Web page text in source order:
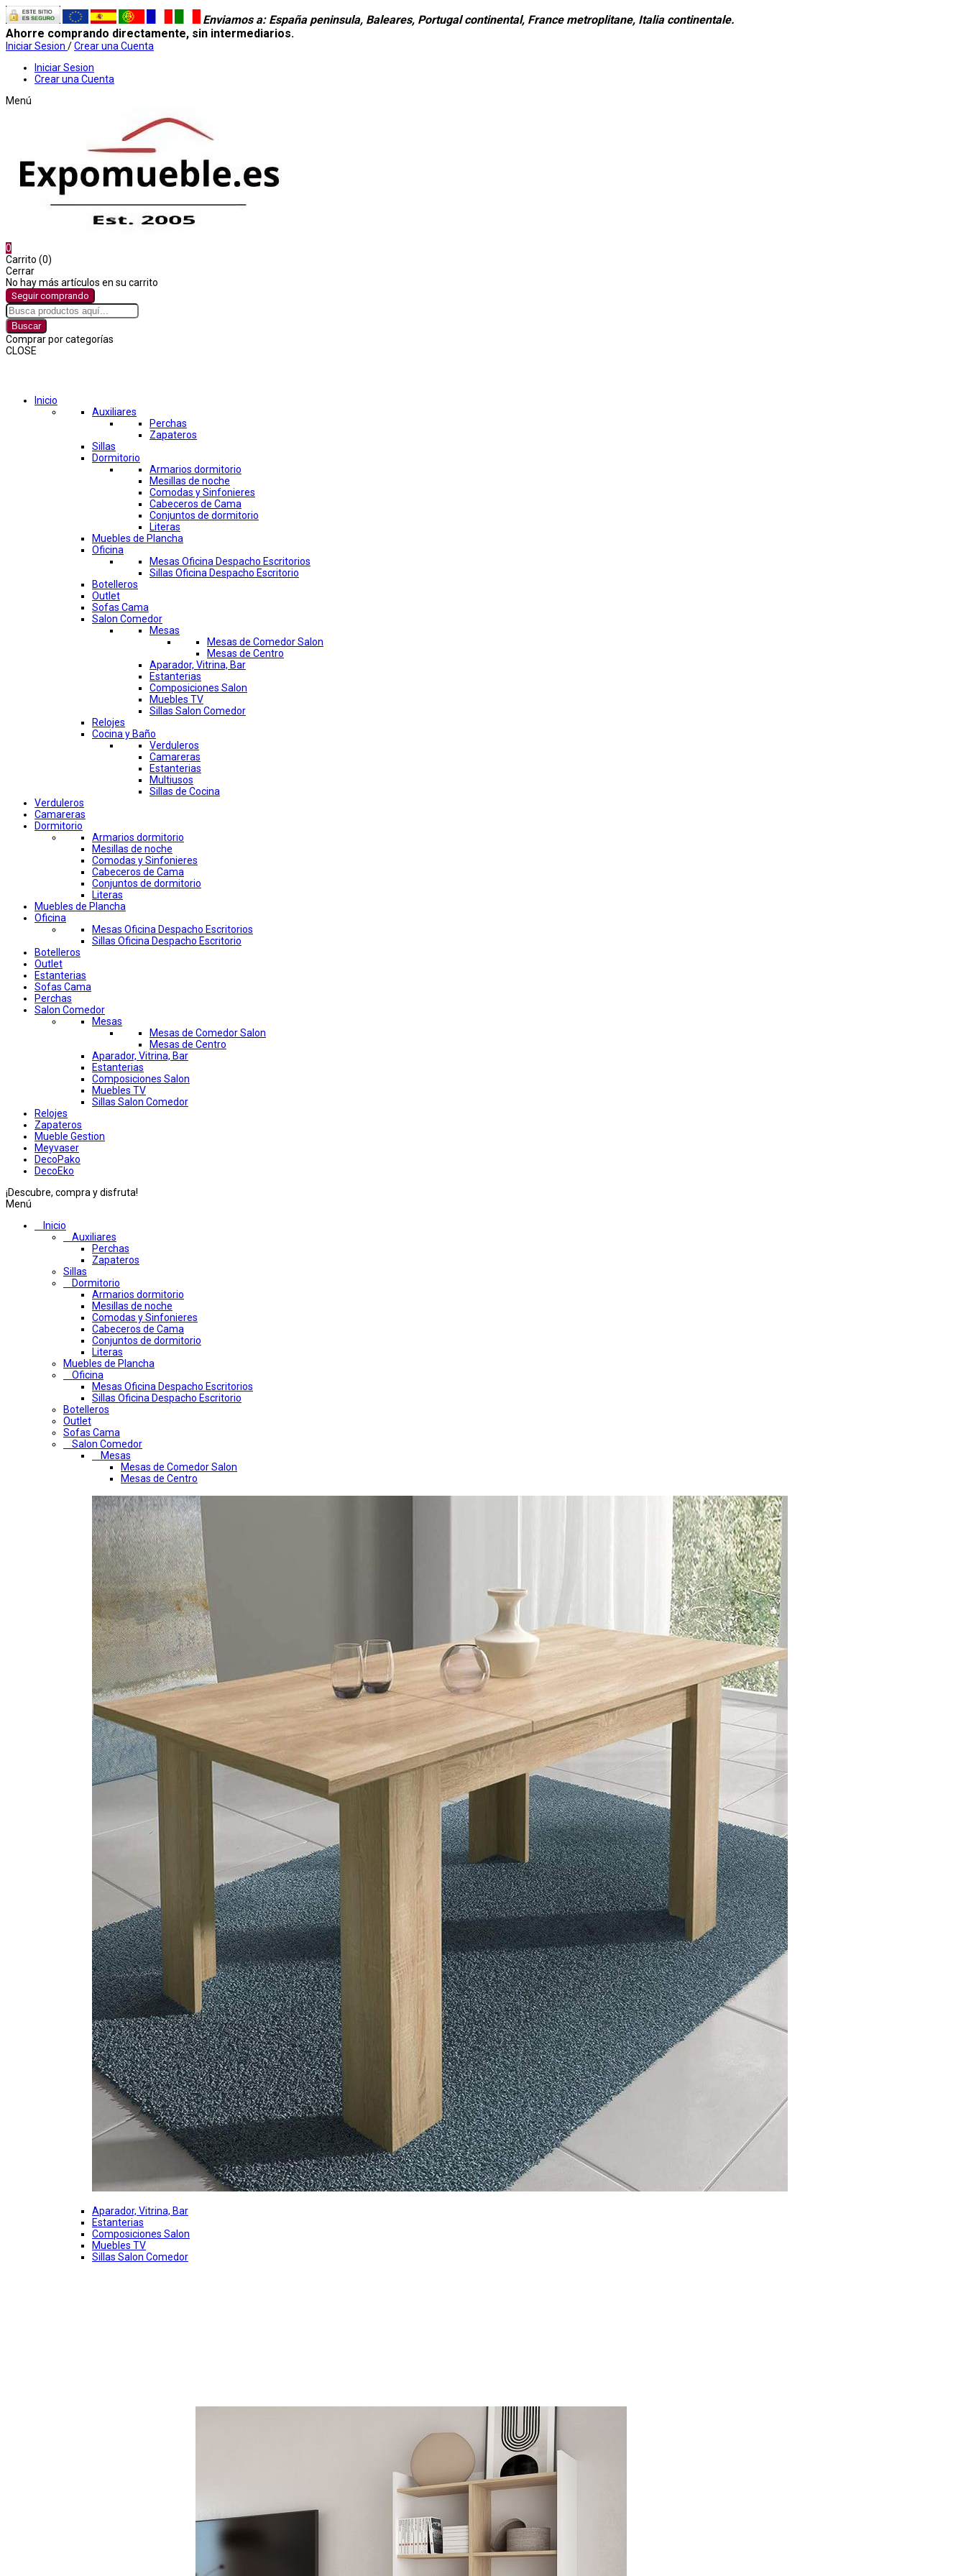
Enviamos a: España peninsula, Baleares, Portugal continental, France metroplitane, Italia continentale.
Ahorre comprando directamente, sin intermediarios.
Iniciar Sesion /Crear una Cuenta
Iniciar Sesion
Crear una Cuenta
Menú
0
Carrito (0)
Cerrar
No hay más artículos en su carrito
Seguir comprando
Buscar
Comprar por categorías
CLOSE
Inicio
Auxiliares
Perchas
Zapateros
Sillas
Dormitorio
Armarios dormitorio
Mesillas de noche
Comodas y Sinfonieres
Cabeceros de Cama
Conjuntos de dormitorio
Literas
Muebles de Plancha
Oficina
Mesas Oficina Despacho Escritorios
Sillas Oficina Despacho Escritorio
Botelleros
Outlet
Sofas Cama
Salon Comedor
Mesas
Mesas de Comedor Salon
Mesas de Centro
Aparador, Vitrina, Bar
Estanterias
Composiciones Salon
Muebles TV
Sillas Salon Comedor
Relojes
Cocina y Baño
Verduleros
Camareras
Estanterias
Multiusos
Sillas de Cocina
Verduleros
Camareras
Dormitorio
Armarios dormitorio
Mesillas de noche
Comodas y Sinfonieres
Cabeceros de Cama
Conjuntos de dormitorio
Literas
Muebles de Plancha
Oficina
Mesas Oficina Despacho Escritorios
Sillas Oficina Despacho Escritorio
Botelleros
Outlet
Estanterias
Sofas Cama
Perchas
Salon Comedor
Mesas
Mesas de Comedor Salon
Mesas de Centro
Aparador, Vitrina, Bar
Estanterias
Composiciones Salon
Muebles TV
Sillas Salon Comedor
Relojes
Zapateros
Mueble Gestion
Meyvaser
DecoPako
DecoEko
¡Descubre, compra y disfruta!
Menú
Inicio
Auxiliares
Perchas
Zapateros
Sillas
Dormitorio
Armarios dormitorio
Mesillas de noche
Comodas y Sinfonieres
Cabeceros de Cama
Conjuntos de dormitorio
Literas
Muebles de Plancha
Oficina
Mesas Oficina Despacho Escritorios
Sillas Oficina Despacho Escritorio
Botelleros
Outlet
Sofas Cama
Salon Comedor
Mesas
Mesas de Comedor Salon
Mesas de Centro
Aparador, Vitrina, Bar
Estanterias
Composiciones Salon
Muebles TV
Sillas Salon Comedor